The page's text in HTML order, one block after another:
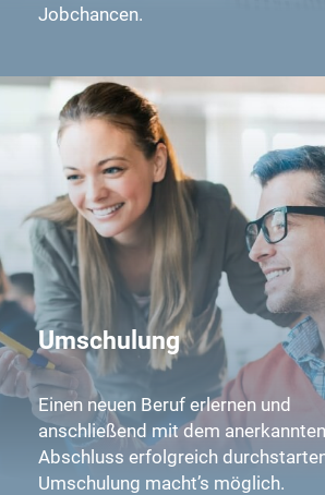
Jobchancen.
Umschulung
Einen neuen Beruf erlernen und
anschließend mit dem
Abschluss erfolgreich
Umschulung macht’s möglich.